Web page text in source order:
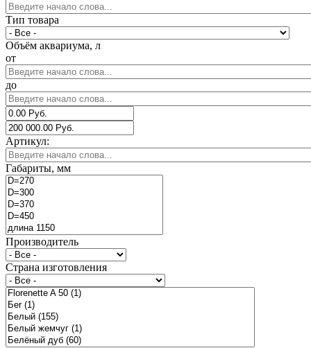
Тип товара
Объём аквариума, л
от
до
Артикул:
Габариты, мм
Производитель
Страна изготовления